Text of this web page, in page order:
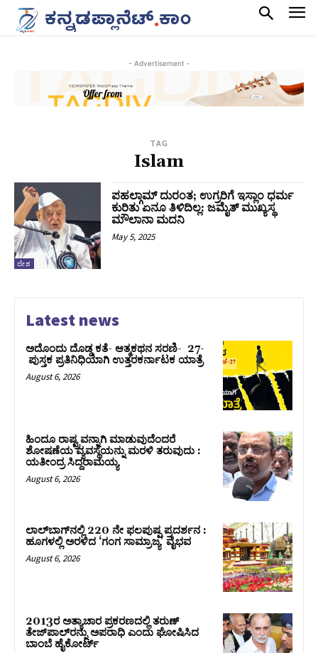
- Advertisement -
TAG
Islam
ದೇಶ
ಪಹಲ್ಗಾಮ್‌ ದುರಂತ; ಉಗ್ರರಿಗೆ ಇಸ್ಲಾಂ ಧರ್ಮ
ಕುರಿತು ಏನೂ ತಿಳಿದಿಲ್ಲ: ಜಮೈತ್ ಮುಖ್ಯಸ್ಥ
ಮೌಲಾನಾ ಮದನಿ
May 5, 2025
Latest news
ಅದೊಂದು ದೊಡ್ಡ ಕತೆ- ಆತ್ಮಕಥನ ಸರಣಿ- 27-
ಪುಸ್ತಕ ಪ್ರತಿನಿಧಿಯಾಗಿ ಉತ್ತರಕರ್ನಾಟಕ ಯಾತ್ರೆ
August 6, 2026
ಹಿಂದೂ ರಾಷ್ಟ್ರವನ್ನಾಗಿ ಮಾಡುವುದೆಂದರೆ
ಶೋಷಣೆಯ ವ್ಯವಸ್ಥೆಯನ್ನು ಮರಳಿ ತರುವುದು :
ಯತೀಂದ್ರ ಸಿದ್ದರಾಮಯ್ಯ
August 6, 2026
ಲಾಲ್‍ಬಾಗ್‍ನಲ್ಲಿ 220 ನೇ ಫಲಪುಷ್ಪ ಪ್ರದರ್ಶನ :
ಹೂಗಳಲ್ಲಿ ಅರಳಿದ ‘ಗಂಗ ಸಾಮ್ರಾಜ್ಯ’ ವೈಭವ
August 6, 2026
2013ರ ಅತ್ಯಾಚಾರ ಪ್ರಕರಣದಲ್ಲಿ ತರುಣ್
ತೇಜ್‌ಪಾಲ್‌ರನ್ನು ಅಪರಾಧಿ ಎಂದು ಘೋಷಿಸಿದ
ಬಾಂಬೆ ಹೈಕೋರ್ಟ್